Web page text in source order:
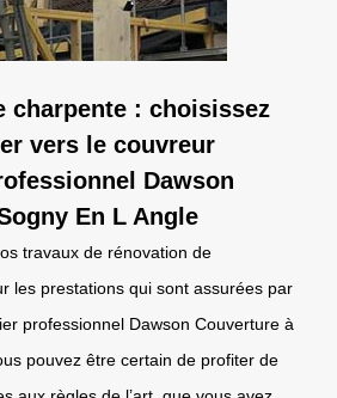
charpente : choisissez
vers le couvreur
Dawson
En L Angle
travaux de rénovation de
les prestations qui sont assurées par
professionnel Dawson Couverture à
pouvez être certain de profiter de